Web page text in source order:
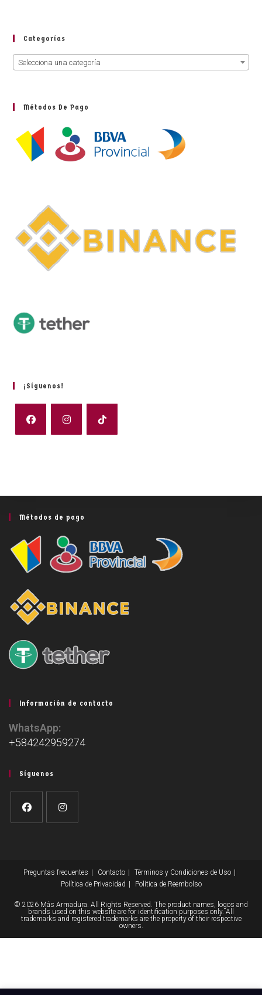
Categorías
Selecciona una categoría
Métodos De Pago
¡Síguenos!
Métodos de pago
Información de contacto
WhatsApp:
+584242959274
Síguenos
Preguntas frecuentes Contacto
Términos y Condiciones de Uso
Política de Privacidad
Política de Reembolso
© 2026 Más Armadura. All Rights Reserved. The product names, logos and
brands used on this website are for identification purposes only. All
trademarks and registered trademarks are the property of their respective
owners.